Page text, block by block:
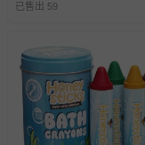
已售出 59